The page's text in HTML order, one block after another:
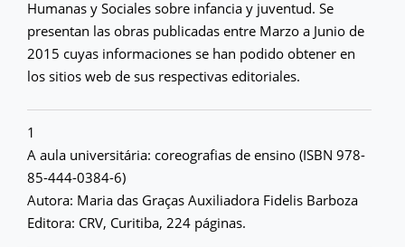
Humanas y Sociales sobre infancia y juventud. Se
presentan las obras publicadas entre Marzo a Junio de
2015 cuyas informaciones se han podido obtener en
los sitios web de sus respectivas editoriales.
1
A aula universitária: coreografias de ensino (ISBN 978-
85-444-0384-6)
Autora: Maria das Graças Auxiliadora Fidelis Barboza
Editora: CRV, Curitiba, 224 páginas.